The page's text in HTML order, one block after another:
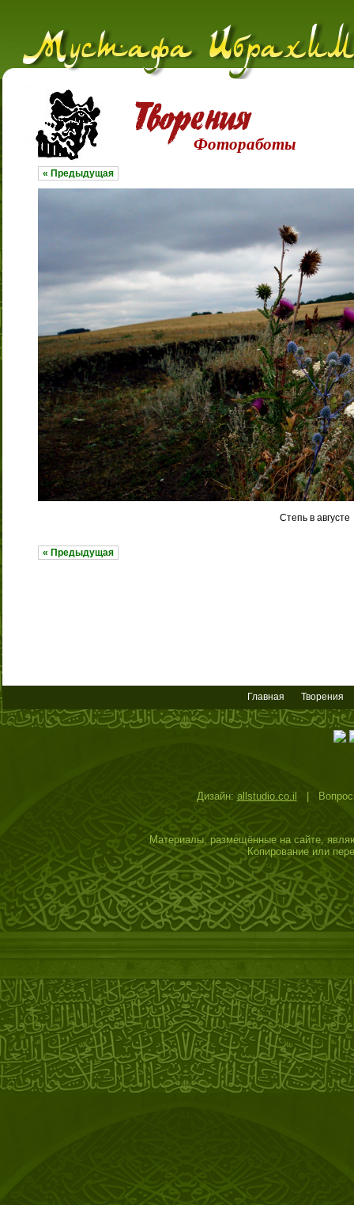
Фотоработы
« Предыдущая
Степь в августе
« Предыдущая
Главная Творения
Дизайн: allstudio.co.il |
Материалы, размещённые на сайте,
Копирование или